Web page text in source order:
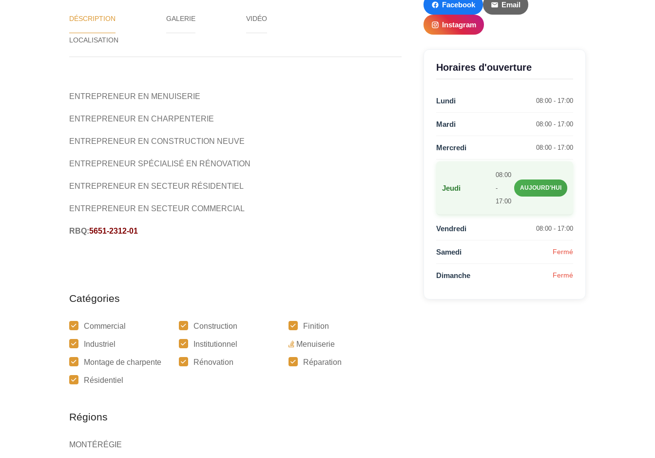
DÉSCRIPTION GALERIE VIDÉO
ENTREPRENEUR EN MENUISERIE
ENTREPRENEUR EN CHARPENTERIE
ENTREPRENEUR EN CONSTRUCTION NEUVE
ENTREPRENEUR SPÉCIALISÉ EN RÉNOVATION
ENTREPRENEUR EN SECTEUR RÉSIDENTIEL
ENTREPRENEUR EN SECTEUR COMMERCIAL
RBQ:5651-2312-01
Catégories
Commercial Construction Finition
Industriel Institutionnel Menuiserie
Montage de charpente Rénovation Réparation
Résidentiel
Régions
MONTÉRÉGIE
Facebook Email
Instagram
Horaires d'ouverture
Lundi 08:00 - 17:00
Mardi 08:00 - 17:00
Mercredi 08:00 - 17:00
Jeudi
08:00
-
17:00
AUJOURD'HUI
Vendredi 08:00 - 17:00
Samedi Fermé
Dimanche Fermé